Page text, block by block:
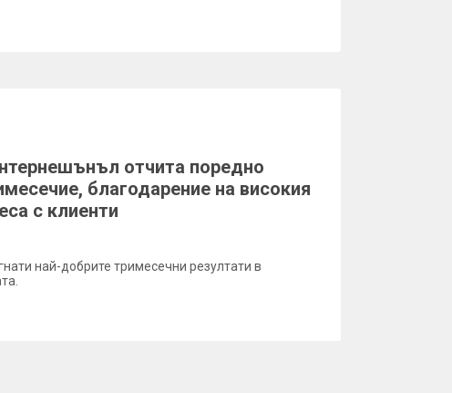
отчита поредно
благодарение на високия
с клиенти
най-добрите тримесечни резултати в